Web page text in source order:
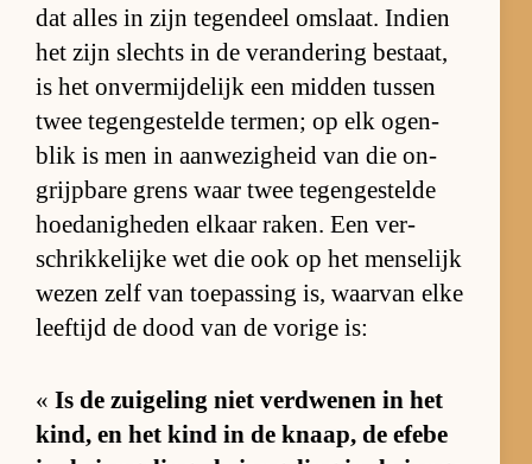
dat al­les in zijn te­gen­deel om­slaat. In­dien
het zijn slechts in de ver­an­de­ring be­staat,
is het on­ver­mij­de­lijk een mid­den tus­sen
twee te­gen­ge­stelde ter­men; op elk ogen­
blik is men in aan­we­zig­heid van die on­
grijp­bare grens waar twee te­gen­ge­stelde
hoe­da­nig­he­den el­kaar ra­ken. Een ver­
schrik­ke­lijke wet die ook op het men­se­lijk
we­zen zelf van toe­pas­sing is, waar­van elke
leef­tijd de dood van de vo­rige is:
« Is de zui­ge­ling niet ver­dwe­nen in het
kind, en het kind in de knaap, de efebe